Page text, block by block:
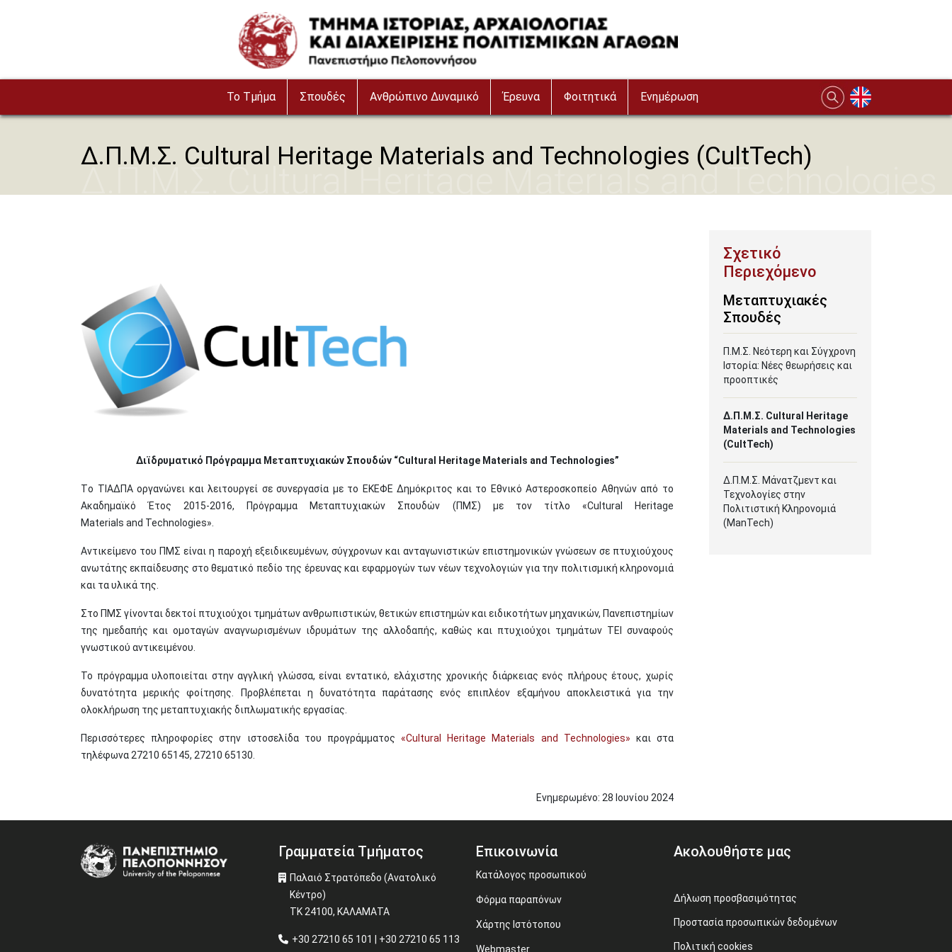
Image
To Τμήμα Σπουδές Ανθρώπινο Δυναμικό Έρευνα Φοιτητικά Ενημέρωση
Δ.Π.Μ.Σ. Cultural Heritage Materials and Technologies (CultTech)
Δ.Π.Μ.Σ. Cultural Heritage Materials and Technologies
Διϊδρυματικό Πρόγραμμα Μεταπτυχιακών Σπουδών “Cultural Heritage Materials and Technologies”
Τo ΤΙΑΔΠΑ οργανώνει και λειτουργεί σε συνεργασία με το ΕΚΕΦΕ Δημόκριτος και το Εθνικό Αστεροσκοπείο Αθηνών από το
Ακαδημαϊκό Έτος 2015-2016, Πρόγραμμα Μεταπτυχιακών Σπουδών (ΠΜΣ) με τον τίτλο «Cultural Heritage
Materials and Technologies».
Αντικείμενο του ΠΜΣ είναι η παροχή εξειδικευμένων, σύγχρονων και ανταγωνιστικών επιστημονικών γνώσεων σε πτυχιούχους
ανωτάτης εκπαίδευσης στο θεματικό πεδίο της έρευνας και εφαρμογών των νέων τεχνολογιών για την πολιτισμική κληρονομιά
και τα υλικά της.
Στο ΠΜΣ γίνονται δεκτοί πτυχιούχοι τμημάτων ανθρωπιστικών, θετικών επιστημών και ειδικοτήτων μηχανικών, Πανεπιστημίων
της ημεδαπής και ομοταγών αναγνωρισμένων ιδρυμάτων της αλλοδαπής, καθώς και πτυχιούχοι τμημάτων ΤΕΙ συναφούς
γνωστικού αντικειμένου.
Το πρόγραμμα υλοποιείται στην αγγλική γλώσσα, είναι εντατικό, ελάχιστης χρονικής διάρκειας ενός πλήρους έτους, χωρίς
δυνατότητα μερικής φοίτησης. Προβλέπεται η δυνατότητα παράτασης ενός επιπλέον εξαμήνου αποκλειστικά για την
ολοκλήρωση της μεταπτυχιακής διπλωματικής εργασίας.
Περισσότερες πληροφορίες στην ιστοσελίδα του προγράμματος «Cultural Heritage Materials and Technologies» και στα
τηλέφωνα 27210 65145, 27210 65130.
Ενημερωμένο: 28 Ιουνίου 2024
Μεταπτυχιακές
Σπουδές
Π.Μ.Σ. Νεότερη και Σύγχρονη
Ιστορία: Νέες θεωρήσεις και
προοπτικές
Δ.Π.Μ.Σ. Cultural Heritage
Materials and Technologies
(CultTech)
Δ.Π.Μ.Σ. Μάνατζμεντ και
Τεχνολογίες στην
Πολιτιστική Κληρονομιά
(ManTech)
Image Γραμματεία Τμήματος
Παλαιό Στρατόπεδο (Ανατολικό
Κέντρο)
ΤΚ 24100, ΚΑΛΑΜΑΤΑ
+30 27210 65 101 | +30 27210 65 113
Επικοινωνία
Κατάλογος προσωπικού
Φόρμα παραπόνων
Χάρτης Ιστότοπου
Webmaster
Ακολουθήστε μας
Δήλωση προσβασιμότητας
Προστασία προσωπικών δεδομένων
Πολιτική cookies